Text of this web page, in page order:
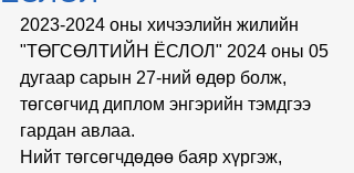
2023-2024 оны хичээлийн жилийн
"ТӨГСӨЛТИЙН ЁСЛОЛ" 2024 оны 05
дугаар сарын 27-ний өдөр болж,
төгсөгчид диплом энгэрийн тэмдгээ
гардан авлаа.
Нийт төгсөгчдөдөө баяр хүргэж,